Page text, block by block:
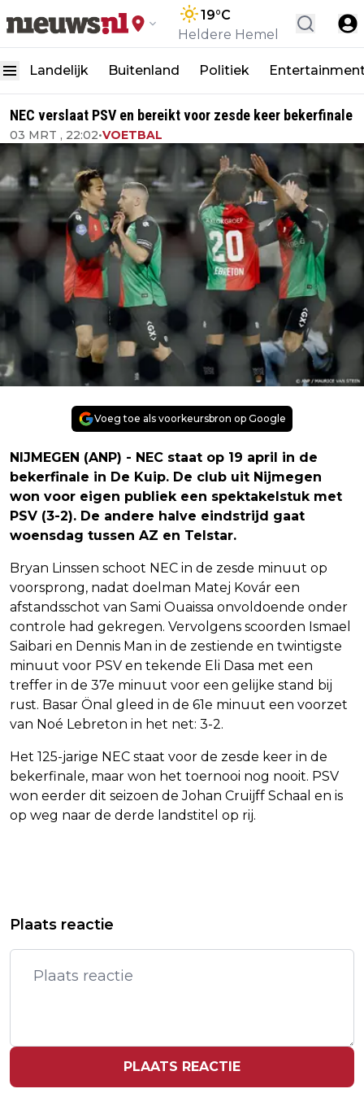
19°C
Heldere Hemel
Landelijk Buitenland Politiek
NEC verslaat PSV en bereikt voor zesde keer bekerfinale
03 MRT , 22:02•VOETBAL
Voeg toe als voorkeursbron op Google
NIJMEGEN (ANP) - NEC staat op 19 april in de
bekerfinale in De Kuip. De club uit Nijmegen
won voor eigen publiek een spektakelstuk met
PSV (3-2). De andere halve eindstrijd gaat
woensdag tussen AZ en Telstar.
Bryan Linssen schoot NEC in de zesde minuut op
voorsprong, nadat doelman Matej Kovár een
afstandsschot van Sami Ouaissa onvoldoende onder
controle had gekregen. Vervolgens scoorden Ismael
Saibari en Dennis Man in de zestiende en twintigste
minuut voor PSV en tekende Eli Dasa met een
treffer in de 37e minuut voor een gelijke stand bij
rust. Basar Önal gleed in de 61e minuut een voorzet
van Noé Lebreton in het net: 3-2.
Het 125-jarige NEC staat voor de zesde keer in de
bekerfinale, maar won het toernooi nog nooit. PSV
won eerder dit seizoen de Johan Cruijff Schaal en is
op weg naar de derde landstitel op rij.
ALS JE 26 JAAR BEZIG BENT
ROXY DEKKER VERKOZEN TOT BESTE
ARTIEST BIJ 3FM AWARDS
Plaats reactie
PLAATS REACTIE